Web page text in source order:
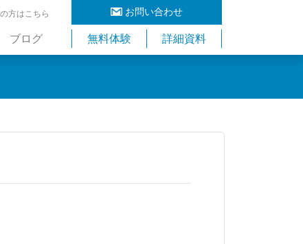
お問い合わせ
方はこちら
ブログ 無料体験 詳細資料